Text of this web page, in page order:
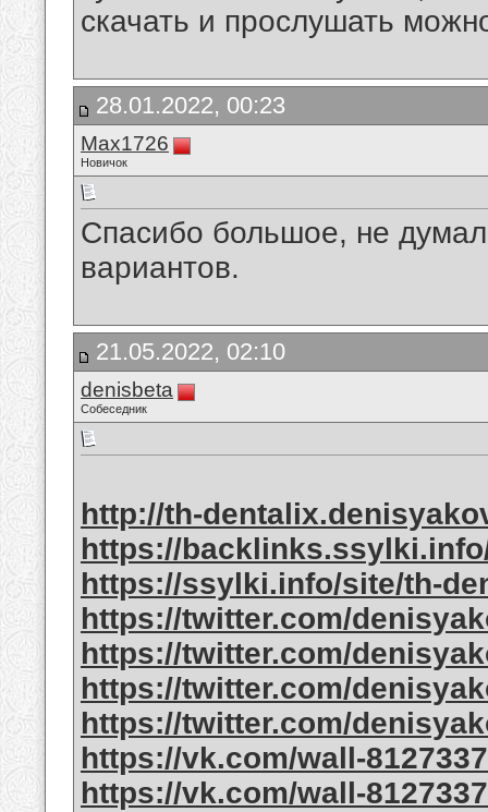
скачать и прослушать
28.01.2022, 00:23
Max1726
Новичок
Спасибо большое, не думал
вариантов.
21.05.2022, 02:10
denisbeta
Собеседник
http://th-
https://
https://ssylki.info/site/th-
https://twitter.com/
https://twitter.com/
https://twitter.com/
https://twitter.com/
https://vk.com/wall-
https://vk.com/wall-